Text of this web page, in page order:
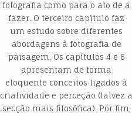
fotografia como para o ato de a
fazer. O terceiro capítulo faz
um estudo sobre diferentes
abordagens à fotografia de
paisagem. Os capítulos 4 e 6
apresentam de forma
eloquente conceitos ligados à
criatividade e perceção (talvez a
secção mais filosófica). Por fim,